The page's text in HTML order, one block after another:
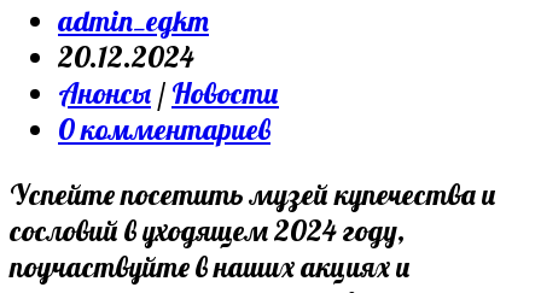
admin_egkm
20.12.2024
Анонсы / Новости
0 комментариев
Успейте посетить музей купечества и
сословий в уходящем 2024 году,
поучаствуйте в наших акциях и